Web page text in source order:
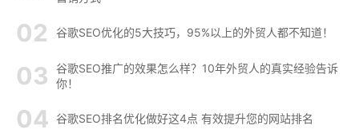
谷歌SEO优化的5大技巧，95%以上的外贸人都不知道！
谷歌SEO推广的效果怎么样？10年外贸人的真实经验告诉
你！
谷歌SEO排名优化做好这4点 有效提升您的网站排名